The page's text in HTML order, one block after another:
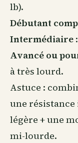
lb).
Débutant
Intermédiaire
Avancé ou
à très lourd.
Astuce :
une
légère + une
mi-lourde.